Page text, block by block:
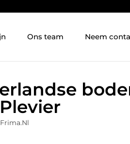
Ons team Neem